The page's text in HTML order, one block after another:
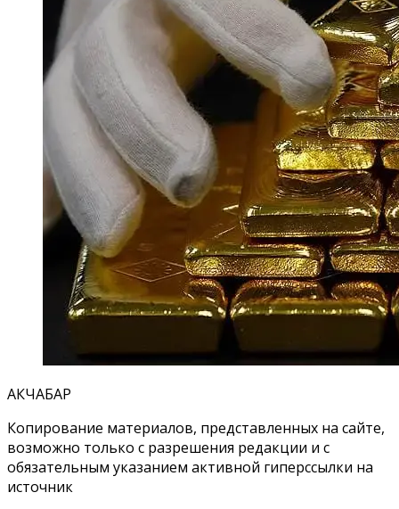
АКЧАБАР
Копирование материалов, представленных на сайте,
возможно только с разрешения редакции и с
обязательным указанием активной гиперссылки на
источник